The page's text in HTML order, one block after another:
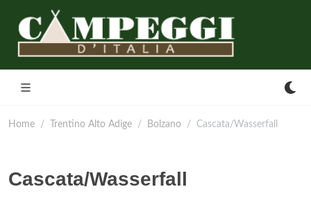
Home Trentino Alto Adige Bolzano Cascata/Wasserfall
Cascata/Wasserfall